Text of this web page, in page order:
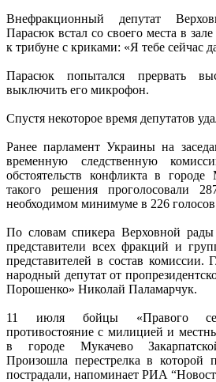
Внефракционный депутат
Парасюк встал со своего места в
к трибуне с криками: «Я тебе сейчас
Парасюк попытался прервать
выключить его микрофон.
Спустя некоторое время депутатов
Ранее парламент Украины на
временную следственную
обстоятельств конфликта в
такого решения проголосовали
необходимом минимуме в 226
По словам спикера Верховной
представители всех фракций и
представителей в состав комиссии.
народный депутат от
Порошенко» Николай Паламарчук.
11 июля бойцы «Правого
противостояние с милицией и
в городе Мукачево
Произошла перестрелка в которой
пострадали, напоминает РИА